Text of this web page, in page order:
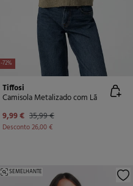
-72%
Tiffosi
Camisola Metalizado com Lã
9,99 € 35,99 €
Desconto26,00 €
SEMELHANTE